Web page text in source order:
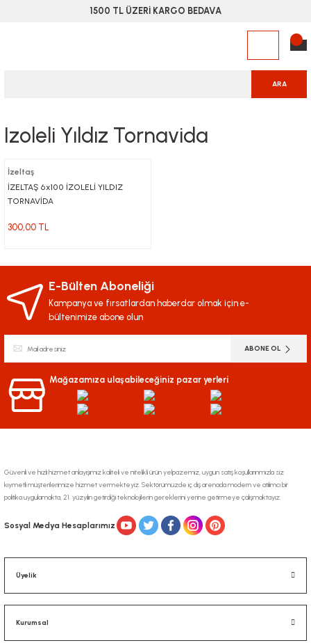
1500 TL ÜZERİ KARGO BEDAVA
ARA
Izoleli Yıldız Tornavida
İzeltaş
İZELTAŞ 6x100 İZOLELİ YILDIZ
TORNAVİDA
300,00 TL
E-Bülten Aboneliği
Kampanya ve fırsatlardan haberdar olmak için e-
bültenimize abone olun
ABONE OL
Mağazamıza ulaşabileceğiniz pazar yerleri
Güvenli ve hızlı hizmet anlayışımız kaliteli ve nitelikli ürün yelpazemiz, uygun satış koşullarınmızla siz
kıymetli müşterilerimize hizmet vermekteyiz. Sektörümüzde iç dış arenada modern ve atılımcı bir
politika uygulamakta, 21. yüzyılın getirdiği teknolojilerin gereklerini yerine getirmeye çalışmaktayız.
Sosyal Medya Hesaplarımız
Üyelik
Kurumsal